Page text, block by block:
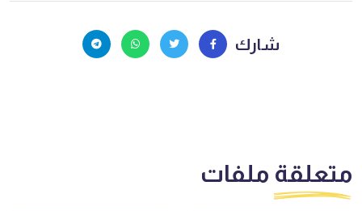
شارك
متعلقة ملفات